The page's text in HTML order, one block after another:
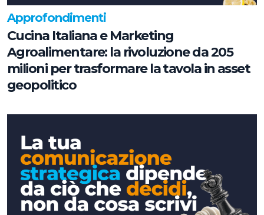
Approfondimenti
Cucina Italiana e Marketing
Agroalimentare: la rivoluzione da 205
milioni per trasformare la tavola in asset
geopolitico